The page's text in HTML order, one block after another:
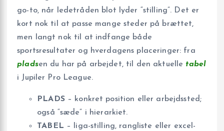
go-to, når ledetråden blot lyder “stilling”. Det er
kort nok til at passe mange steder på brættet,
men langt nok til at indfange både
sportsresultater og hverdagens placeringer: fra
pladsen du har på arbejdet, til den aktuelle tabel
i Jupiler Pro League.
PLADS– konkret position eller arbejdssted;
også “sæde” i hierarkiet.
TABEL – liga-stilling, rangliste eller excel-